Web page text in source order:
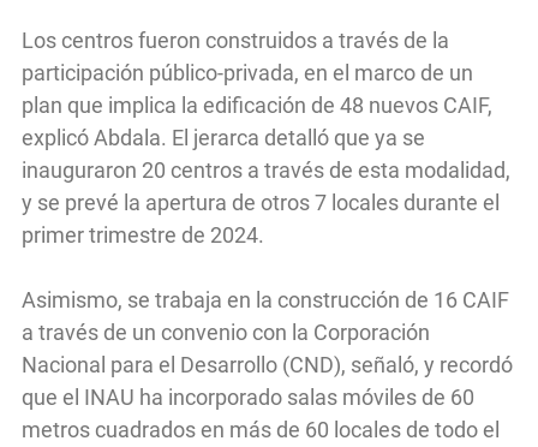
Los centros fueron construidos a través de la
participación público-privada, en el marco de un
plan que implica la edificación de 48 nuevos CAIF,
explicó Abdala. El jerarca detalló que ya se
inauguraron 20 centros a través de esta modalidad,
y se prevé la apertura de otros 7 locales durante el
primer trimestre de 2024.
Asimismo, se trabaja en la construcción de 16 CAIF
a través de un convenio con la Corporación
Nacional para el Desarrollo (CND), señaló, y recordó
que el INAU ha incorporado salas móviles de 60
metros cuadrados en más de 60 locales de todo el